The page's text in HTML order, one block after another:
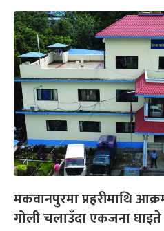
मकवानपुरमा प्रहरीमाथि
गोली चलाउँदा एकजना घाइते